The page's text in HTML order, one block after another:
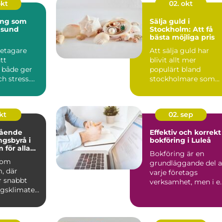
som
ger
stress.
02. okt
Sälja guld i
Stockholm: Att få
bästa möjliga pris
Att sälja guld har
blivit allt mer
populärt bland
stockholmare som
i
för alla
där
snabbt
02. sep
Effektiv och korrekt
bokföring i Luleå
Bokföring är en
grundläggande del
varje företags
verksamhet, men i